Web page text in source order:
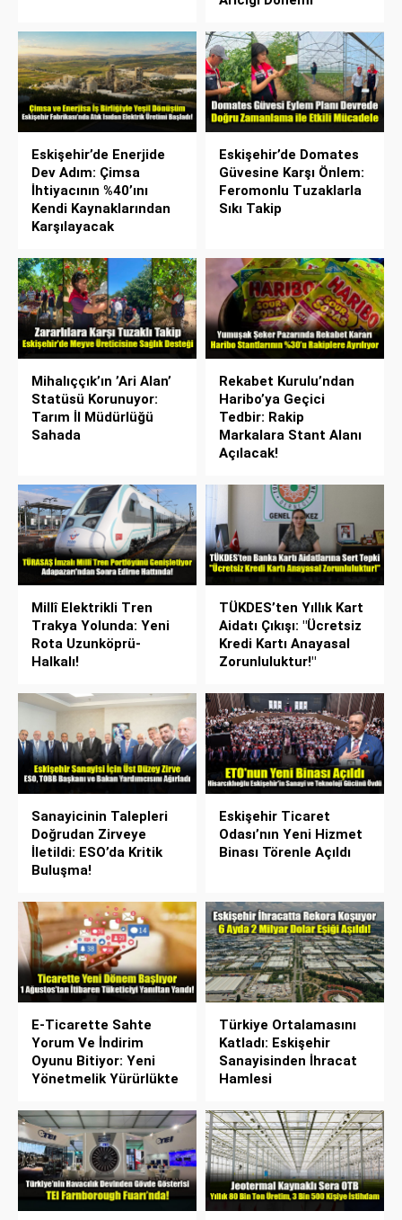
Eskişehir’de Enerjide
Dev Adım: Çimsa
İhtiyacının %40’ını
Kendi Kaynaklarından
Karşılayacak
Eskişehir’de Domates
Güvesine Karşı Önlem:
Feromonlu Tuzaklarla
Sıkı Takip
Mihalıççık’ın ’Ari Alan’
Statüsü Korunuyor:
Tarım İl Müdürlüğü
Sahada
Rekabet Kurulu’ndan
Haribo’ya Geçici
Tedbir: Rakip
Markalara Stant Alanı
Açılacak!
Millî Elektrikli Tren
Trakya Yolunda: Yeni
Rota Uzunköprü-
Halkalı!
TÜKDES’ten Yıllık Kart
Aidatı Çıkışı: "Ücretsiz
Kredi Kartı Anayasal
Zorunluluktur!"
Sanayicinin Talepleri
Doğrudan Zirveye
İletildi: ESO’da Kritik
Buluşma!
Eskişehir Ticaret
Odası’nın Yeni Hizmet
Binası Törenle Açıldı
E-Ticarette Sahte
Yorum Ve İndirim
Oyunu Bitiyor: Yeni
Yönetmelik Yürürlükte
Türkiye Ortalamasını
Katladı: Eskişehir
Sanayisinden İhracat
Hamlesi